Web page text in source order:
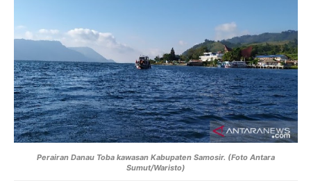
Perairan Danau Toba kawasan Kabupaten Samosir. (Foto Antara
Sumut/Waristo)